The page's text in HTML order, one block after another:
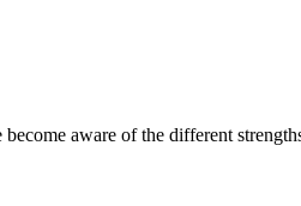
aware of the different